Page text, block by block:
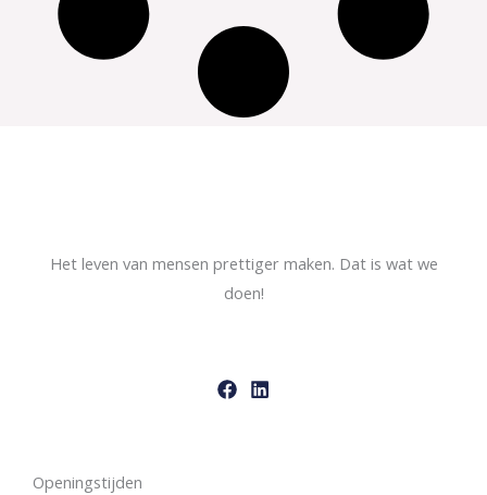
Het leven van mensen prettiger maken. Dat is wat we
doen!
Openingstijden